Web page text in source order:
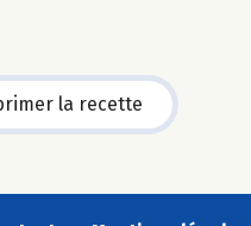
la recette